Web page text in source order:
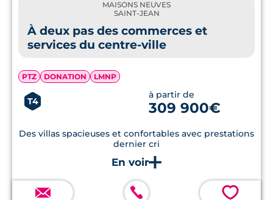
MAISONS NEUVES
SAINT-JEAN
À deux pas des commerces et
services du centre-ville
PTZ DONATION LMNP
T4
à partir de
309 900€
Des villas spacieuses et confortables avec prestations
dernier cri
💗